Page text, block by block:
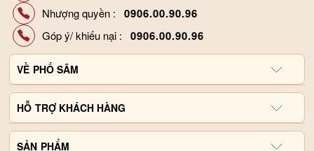
Nhượng quyền :0906.00.90.96
Góp ý/ khiếu nại :0906.00.90.96
VỀ PHỐ SÂM
Giới thiệu công ty
Hợp tác đại lý
Liên hệ, góp ý
HỖ TRỢ KHÁCH HÀNG
Chính sách và quy định
SẢN PHẨM